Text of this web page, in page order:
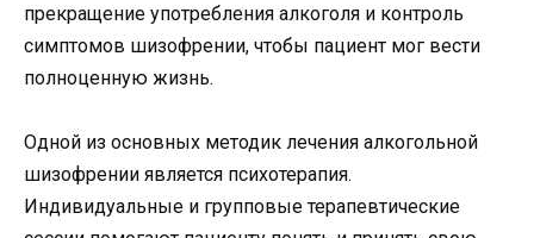
прекращение употребления алкоголя и контроль
симптомов шизофрении, чтобы пациент мог вести
полноценную жизнь.
Одной из основных методик лечения алкогольной
шизофрении является психотерапия.
Индивидуальные и групповые терапевтические